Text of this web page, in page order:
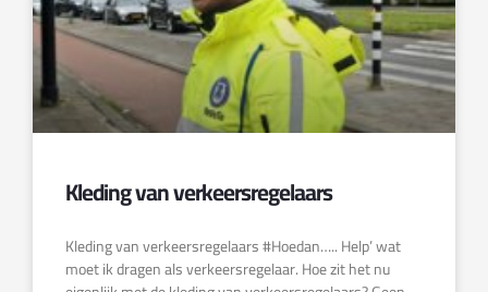
Kleding van verkeersregelaars
Kleding van verkeersregelaars #Hoedan….. Help’ wat
moet ik dragen als verkeersregelaar. Hoe zit het nu